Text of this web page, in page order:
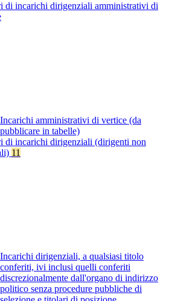
di incarichi dirigenziali amministrativi di
Incarichi amministrativi di vertice (da
pubblicare in tabelle)
di incarichi dirigenziali (dirigenti non
11
Incarichi dirigenziali, a qualsiasi titolo
conferiti, ivi inclusi quelli conferiti
discrezionalmente dall'organo di indirizzo
politico senza procedure pubbliche di